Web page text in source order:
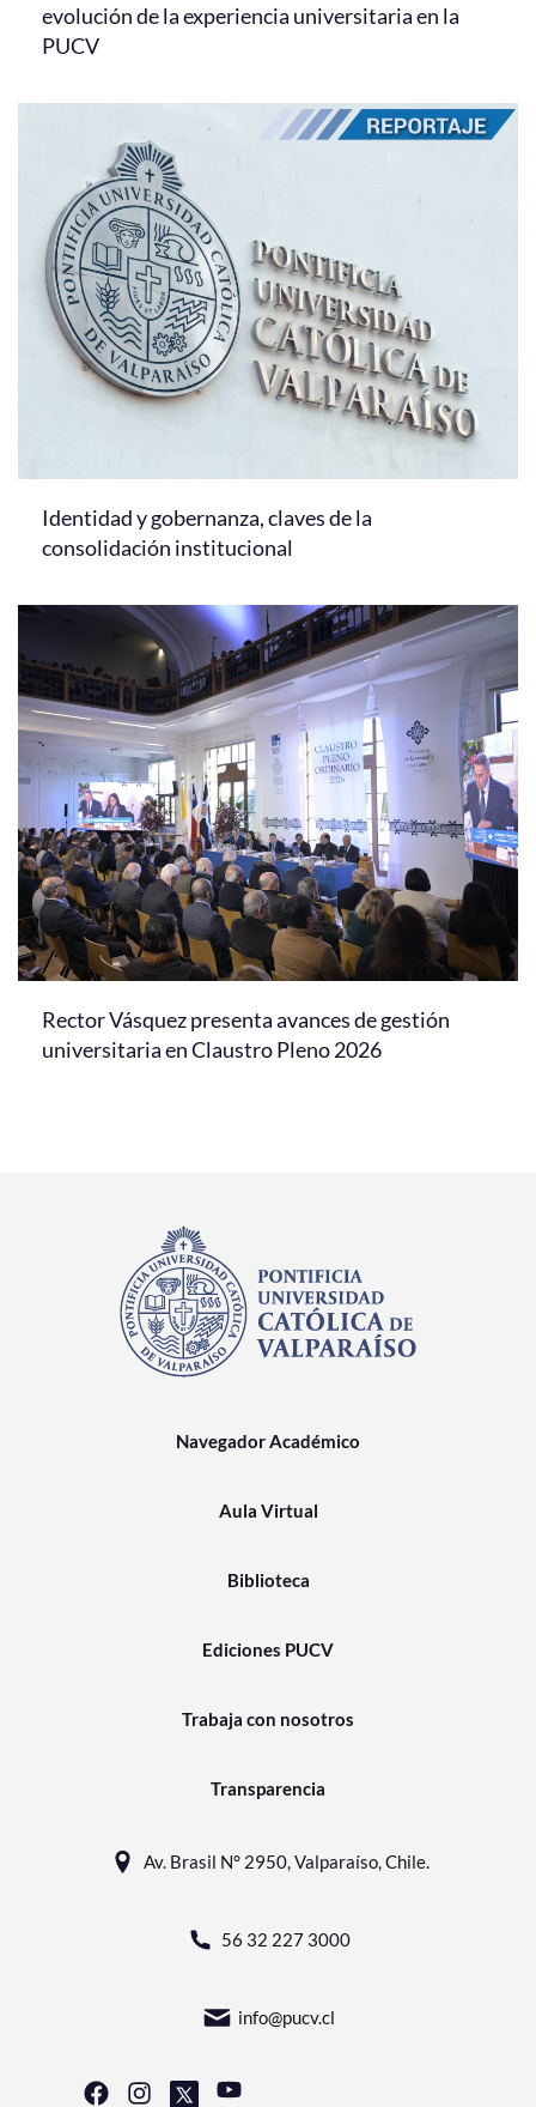
evolución de la experiencia universitaria en la
PUCV
Identidad y gobernanza, claves de la
consolidación institucional
Rector Vásquez presenta avances de gestión
universitaria en Claustro Pleno 2026
Navegador Académico
Aula Virtual
Biblioteca
Ediciones PUCV
Trabaja con nosotros
Transparencia
Av. Brasil N° 2950, Valparaíso, Chile.
56 32 227 3000
info@pucv.cl